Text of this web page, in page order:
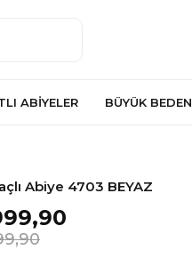
ABİYELER BÜYÜK BEDEN
Abiye 4703 BEYAZ